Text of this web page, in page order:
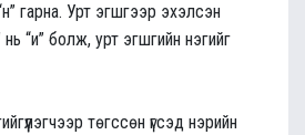
гарна. Урт эгшгээр эхэлсэн
“и” болж, урт эгшгийн нэгийг
төгссөн үгсэд нэрийн